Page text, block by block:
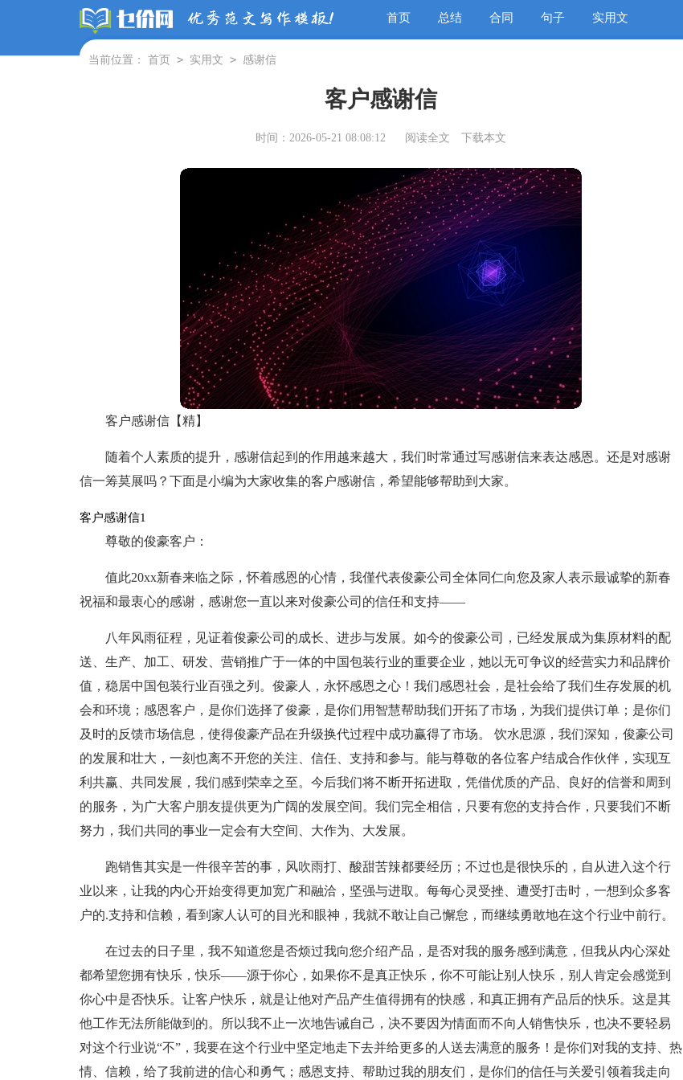
首页 总结 合同 句子 实用文
当前位置： 首页 > 实用文 > 感谢信
客户感谢信
时间：2026-05-21 08:08:12 阅读全文 下载本文
客户感谢信【精】
随着个人素质的提升，感谢信起到的作用越来越大，我们时常通过写感谢信来表达感恩。还是对感谢
信一筹莫展吗？下面是小编为大家收集的客户感谢信，希望能够帮助到大家。
客户感谢信1
尊敬的俊豪客户：
值此20xx新春来临之际，怀着感恩的心情，我僅代表俊豪公司全体同仁向您及家人表示最诚挚的新春
祝福和最衷心的感谢，感谢您一直以来对俊豪公司的信任和支持——
八年风雨征程，见证着俊豪公司的成长、进步与发展。如今的俊豪公司，已经发展成为集原材料的配
送、生产、加工、研发、营销推广于一体的中国包装行业的重要企业，她以无可争议的经营实力和品牌价
值，稳居中国包装行业百强之列。俊豪人，永怀感恩之心！我们感恩社会，是社会给了我们生存发展的机
会和环境；感恩客户，是你们选择了俊豪，是你们用智慧帮助我们开拓了市场，为我们提供订单；是你们
及时的反馈市场信息，使得俊豪产品在升级换代过程中成功赢得了市场。 饮水思源，我们深知，俊豪公司
的发展和壮大，一刻也离不开您的关注、信任、支持和参与。能与尊敬的各位客户结成合作伙伴，实现互
利共赢、共同发展，我们感到荣幸之至。今后我们将不断开拓进取，凭借优质的产品、良好的信誉和周到
的服务，为广大客户朋友提供更为广阔的发展空间。我们完全相信，只要有您的支持合作，只要我们不断
努力，我们共同的事业一定会有大空间、大作为、大发展。
跑销售其实是一件很辛苦的事，风吹雨打、酸甜苦辣都要经历；不过也是很快乐的，自从进入这个行
业以来，让我的内心开始变得更加宽广和融洽，坚强与进取。每每心灵受挫、遭受打击时，一想到众多客
户的.支持和信赖，看到家人认可的目光和眼神，我就不敢让自己懈怠，而继续勇敢地在这个行业中前行。
在过去的日子里，我不知道您是否烦过我向您介绍产品，是否对我的服务感到满意，但我从内心深处
都希望您拥有快乐，快乐——源于你心，如果你不是真正快乐，你不可能让别人快乐，别人肯定会感觉到
你心中是否快乐。让客户快乐，就是让他对产品产生值得拥有的快感，和真正拥有产品后的快乐。这是其
他工作无法所能做到的。所以我不止一次地告诫自己，决不要因为情面而不向人销售快乐，也决不要轻易
对这个行业说“不”，我要在这个行业中坚定地走下去并给更多的人送去满意的服务！是你们对我的支持、热
情、信赖，给了我前进的信心和勇气；感恩支持、帮助过我的朋友们，是你们的信任与关爱引领着我走向